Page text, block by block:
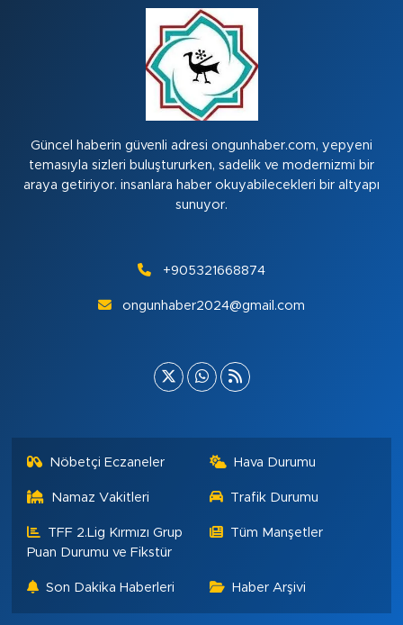
Güncel haberin güvenli adresi ongunhaber.com, yepyeni
temasıyla sizleri buluştururken, sadelik ve modernizmi bir
araya getiriyor. insanlara haber okuyabilecekleri bir altyapı
sunuyor.
+905321668874
ongunhaber2024@gmail.com
Nöbetçi Eczaneler Hava Durumu
Namaz Vakitleri Trafik Durumu
TFF 2.Lig Kırmızı Grup
Puan Durumu ve Fikstür
Tüm Manşetler
Son Dakika Haberleri Haber Arşivi